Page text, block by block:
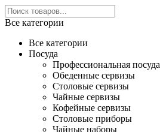
Все категории
Все категории
Посуда
Профессиональная посуда
Обеденные сервизы
Столовые сервизы
Чайные сервизы
Кофейные сервизы
Столовые приборы
Чайные наборы